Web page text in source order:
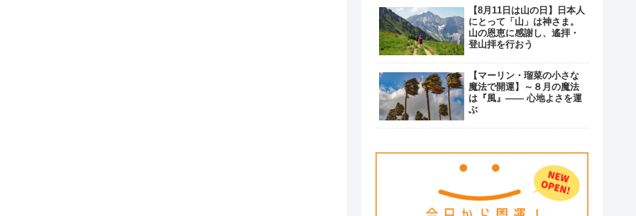
【8月11日は山の日】日本人
にとって「山」は神さま。
山の恩恵に感謝し、遙拝・
登山拝を行おう
【マーリン・瑠菜の小さな
魔法で開運】～８月の魔法
は『風』―― 心地よさを運
ぶ